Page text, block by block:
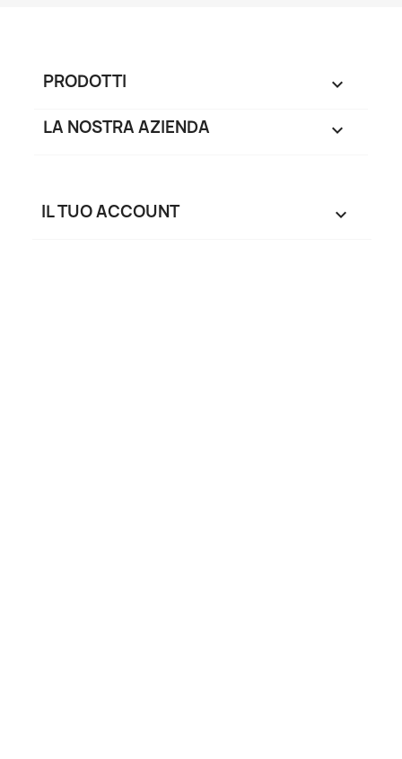
PRODOTTI 
LA NOSTRA AZIENDA 
IL TUO ACCOUNT 